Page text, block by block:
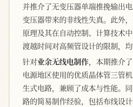
并推介了无变压器单端推挽输出
变压器带来的非线性失真。此外
原理及其在自动控制、计算技术
渡越时间对高频管设计的限制，均
针对业余无线电制作，本期推介
电源地区使用的优质晶体管三管
生式电路，兼顾了成本与性能。
路的简易制作经验，包括布线设